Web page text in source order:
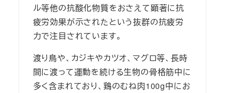
ル等他の抗酸化物質をおさえて顕著に抗
疲労効果が示されたという抜群の抗疲労
力で注目されています。
渡り鳥や、カジキやカツオ、マグロ等、長時
間に渡って運動を続ける生物の骨格筋中に
多く含まれており、鶏のむね肉100g中にお